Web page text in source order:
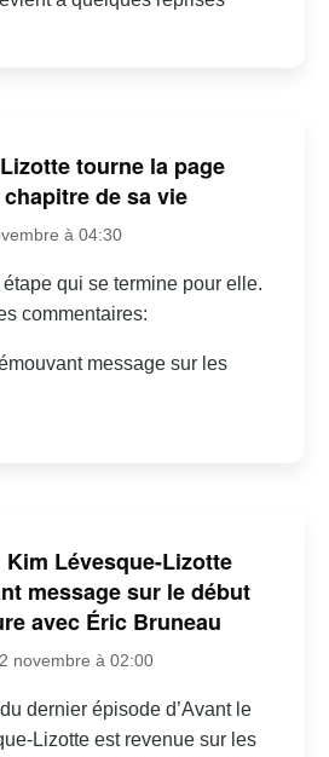
tourne la page
de sa vie
à 04:30
étape qui se termine pour elle.
commentaires:
message sur les
Lévesque-Lizotte
message sur le début
avec Éric Bruneau
novembre à 02:00
dernier épisode d’Avant le
Lizotte est revenue sur les